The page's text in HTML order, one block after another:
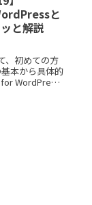
と
と解説
、初めての方
本から具体的
WordPress